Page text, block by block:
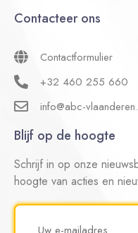
Contacteer ons
Contactformulier
+32 460 255 660
info@abc-
Blijf op de hoogte
Schrijf in op onze
hoogte van acties en